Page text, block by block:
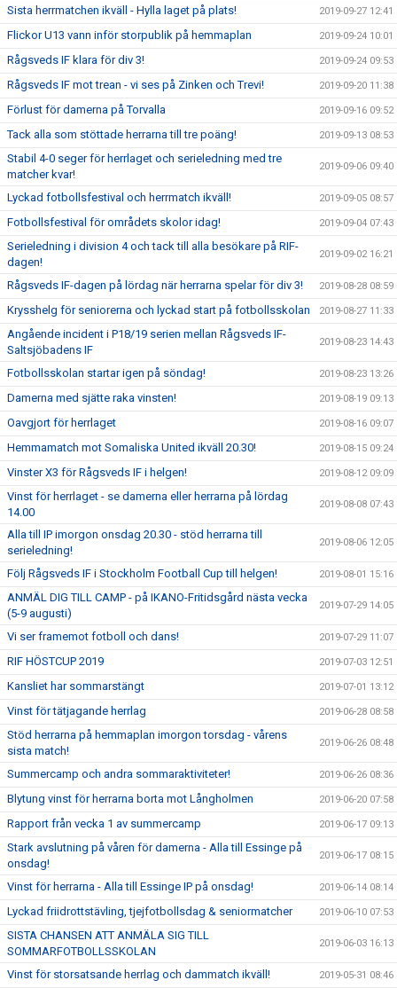
Sista herrmatchen ikväll - Hylla laget på plats! 2019-09-27 12:41
Flickor U13 vann inför storpublik på hemmaplan 2019-09-24 10:01
Rågsveds IF klara för div 3! 2019-09-24 09:53
Rågsveds IF mot trean - vi ses på Zinken och Trevi! 2019-09-20 11:38
Förlust för damerna på Torvalla 2019-09-16 09:52
Tack alla som stöttade herrarna till tre poäng! 2019-09-13 08:53
Stabil 4-0 seger för herrlaget och serieledning med tre
matcher kvar!
2019-09-06 09:40
Lyckad fotbollsfestival och herrmatch ikväll! 2019-09-05 08:57
Fotbollsfestival för områdets skolor idag! 2019-09-04 07:43
Serieledning i division 4 och tack till alla besökare på RIF-
dagen!
2019-09-02 16:21
Rågsveds IF-dagen på lördag när herrarna spelar för div 3! 2019-08-28 08:59
Krysshelg för seniorerna och lyckad start på fotbollsskolan 2019-08-27 11:33
Angående incident i P18/19 serien mellan Rågsveds IF-
Saltsjöbadens IF
2019-08-23 14:43
Fotbollsskolan startar igen på söndag! 2019-08-23 13:26
Damerna med sjätte raka vinsten! 2019-08-19 09:13
Oavgjort för herrlaget 2019-08-16 09:07
Hemmamatch mot Somaliska United ikväll 20.30! 2019-08-15 09:24
Vinster X3 för Rågsveds IF i helgen! 2019-08-12 09:09
Vinst för herrlaget - se damerna eller herrarna på lördag
14.00
2019-08-08 07:43
Alla till IP imorgon onsdag 20.30 - stöd herrarna till
serieledning!
2019-08-06 12:05
Följ Rågsveds IF i Stockholm Football Cup till helgen! 2019-08-01 15:16
ANMÄL DIG TILL CAMP - på IKANO-Fritidsgård nästa vecka
(5-9 augusti)
2019-07-29 14:05
Vi ser framemot fotboll och dans! 2019-07-29 11:07
RIF HÖSTCUP 2019 2019-07-03 12:51
Kansliet har sommarstängt 2019-07-01 13:12
Vinst för tätjagande herrlag 2019-06-28 08:58
Stöd herrarna på hemmaplan imorgon torsdag - vårens
sista match!
2019-06-26 08:48
Summercamp och andra sommaraktiviteter! 2019-06-26 08:36
Blytung vinst för herrarna borta mot Långholmen 2019-06-20 07:58
Rapport från vecka 1 av summercamp 2019-06-17 09:13
Stark avslutning på våren för damerna - Alla till Essinge på
onsdag!
2019-06-17 08:15
Vinst för herrarna - Alla till Essinge IP på onsdag! 2019-06-14 08:14
Lyckad friidrottstävling, tjejfotbollsdag & seniormatcher 2019-06-10 07:53
SISTA CHANSEN ATT ANMÄLA SIG TILL
SOMMARFOTBOLLSSKOLAN
2019-06-03 16:13
Vinst för storsatsande herrlag och dammatch ikväll! 2019-05-31 08:46